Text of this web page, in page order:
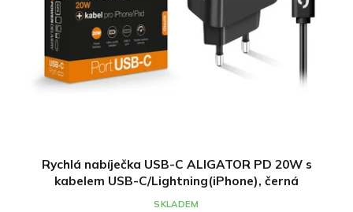
Rychlá nabíječka USB-C ALIGATOR PD 20W s
kabelem USB-C/Lightning(iPhone), černá
SKLADEM